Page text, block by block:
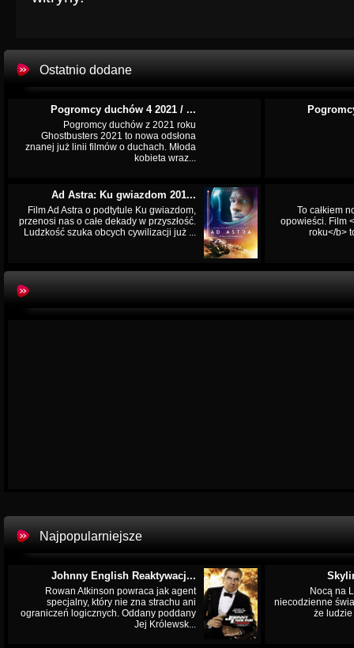
Ostatnio dodane
Pogromcy duchów 4 2021 / ...
Pogromcy duchów z 2021 roku
Ghostbusters 2021 to nowa odsłona
znanej już linii filmów o duchach. Młoda
kobieta wraz...
Ad Astra: Ku gwiazdom 201...
Film Ad Astra o podtytule Ku gwiazdom,
przenosi nas o całe dekady w przyszłość.
Ludzkość szuka obcych cywilizacji już ...
To całkiem
opowieści. Film
roku</b>
Najpopularniejsze
Johnny English Reaktywacj...
Rowan Atkinson powraca jak agent
specjalny, który nie zna strachu ani
ograniczeń logicznych. Oddany poddany
Jej Królewsk...
Nocą na
niecodzienne
że